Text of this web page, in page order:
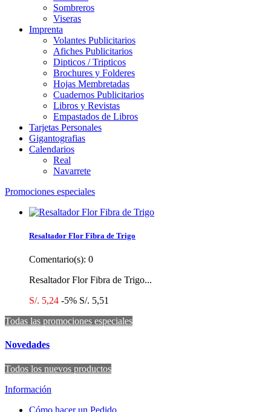
Sombreros
Viseras
Imprenta
Volantes Publicitarios
Afiches Publicitarios
Dipticos / Tripticos
Brochures y Folderes
Hojas Membretadas
Cuadernos Publicitarios
Libros y Revistas
Empastados de Libros
Tarjetas Personales
Gigantografias
Calendarios
Real
Navarrete
Promociones especiales
Resaltador Flor Fibra de Trigo
Comentario(s): 0
Resaltador Flor Fibra de Trigo...
S/. 5,24 -5% S/. 5,51
Todas las promociones especiales
Novedades
Todos los nuevos productos
Información
Cómo hacer un Pedido